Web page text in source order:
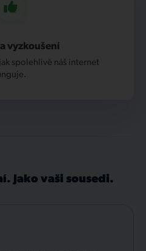
vyzkoušení
spolehlivě náš internet
Jako vaši sousedi.